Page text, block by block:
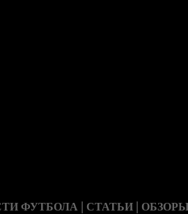
ФУТБОЛА | СТАТЬИ |